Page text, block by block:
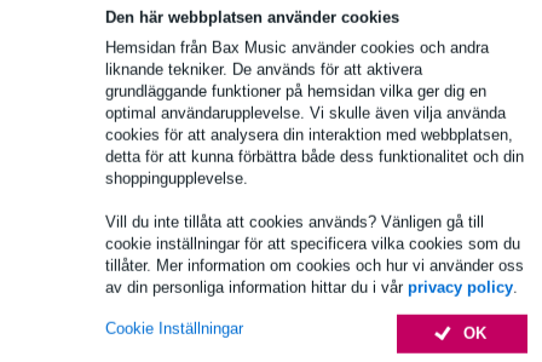
Den här webbplatsen använder cookies
Hemsidan från Bax Music använder cookies och andra
liknande tekniker. De används för att aktivera
grundläggande funktioner på hemsidan vilka ger dig en
optimal användarupplevelse. Vi skulle även vilja använda
cookies för att analysera din interaktion med webbplatsen,
detta för att kunna förbättra både dess funktionalitet och din
shoppingupplevelse.
Vill du inte tillåta att cookies används? Vänligen gå till
cookie inställningar för att specificera vilka cookies som du
tillåter. Mer information om cookies och hur vi använder oss
av din personliga information hittar du i vår privacy policy.
OK
Cookie Inställningar
Peavey VSX 26e Speaker Processor
Föreslaget pris 5 141,00 kr 5 089,00 kr
I lager
lägg till i varukorg
DAP VCR-650 volymcontroller till 100
voltssystem
2 335,00 kr